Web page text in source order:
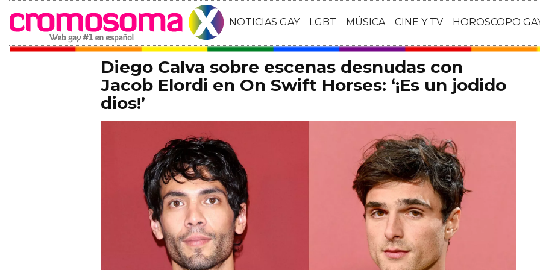
NOTICIAS GAY LGBT MÚSICA CINE Y TV HOROSCOPO
Diego Calva sobre escenas desnudas con
Jacob Elordi en On Swift Horses: ‘¡Es un jodido
dios!’